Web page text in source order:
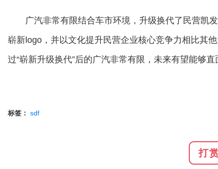
广汽非常有限结合车市环境，升级换代了民营凯
崭新logo，并以文化提升民营企业核心竞争力相比其
过“崭新升级换代”后的广汽非常有限，未来有望能够
标签： sdf
打